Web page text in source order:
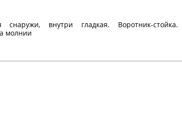
снаружи, внутри гладкая. Воротник-стойка.
молнии